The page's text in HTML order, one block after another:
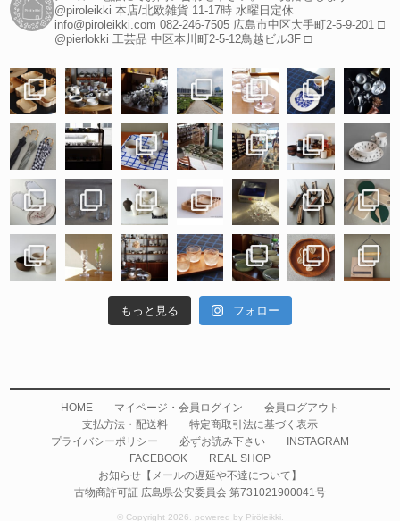
@piroleikki 本店/北欧雑貨 11-17時 水曜日定休
info@piroleikki.com 082-246-7505 広島市中区大手町2-5-9-201 □
@pierlokki 工芸品 中区本川町2-5-12鳥越ビル3F □
もっと見る フォロー
HOME マイページ・会員ログイン
会員ログアウト
支払方法・配送料
特定商取引法に基づく表示
プライバシーポリシー
必ずお読み下さい
INSTAGRAM
FACEBOOK
REAL SHOP
お知らせ【メールの遅延や不達について】
古物商許可証 広島県公安委員会 第731021900041号
© Copyright 2026. powered by Piröleikki.